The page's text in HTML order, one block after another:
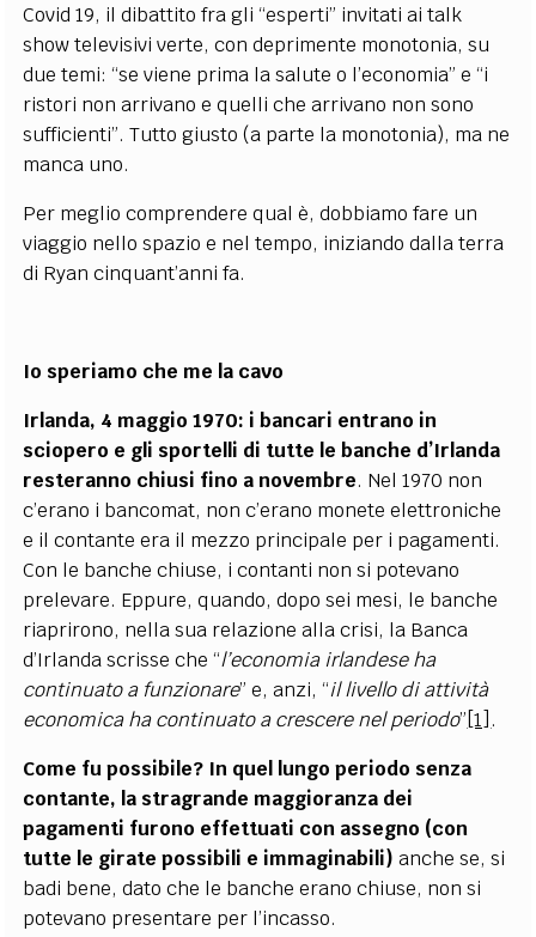
Covid 19, il dibattito fra gli “esperti” invitati ai talk
show televisivi verte, con deprimente monotonia, su
due temi: “se viene prima la salute o l’economia” e “i
ristori non arrivano e quelli che arrivano non sono
sufficienti”. Tutto giusto (a parte la monotonia), ma ne
manca uno.
Per meglio comprendere qual è, dobbiamo fare un
viaggio nello spazio e nel tempo, iniziando dalla terra
di Ryan cinquant’anni fa.
Io speriamo che me la cavo
Irlanda, 4 maggio 1970: i bancari entrano in
sciopero e gli sportelli di tutte le banche d’Irlanda
resteranno chiusi fino a novembre. Nel 1970 non
c’erano i bancomat, non c’erano monete elettroniche
e il contante era il mezzo principale per i pagamenti.
Con le banche chiuse, i contanti non si potevano
prelevare. Eppure, quando, dopo sei mesi, le banche
riaprirono, nella sua relazione alla crisi, la Banca
d’Irlanda scrisse che “l’economia irlandese ha
continuato a funzionare” e, anzi, “il livello di attività
economica ha continuato a crescere nel periodo”[1] .
Come fu possibile? In quel lungo periodo senza
contante, la stragrande maggioranza dei
pagamenti furono effettuati con assegno (con
tutte le girate possibili e immaginabili) anche se, si
badi bene, dato che le banche erano chiuse, non si
potevano presentare per l’incasso.